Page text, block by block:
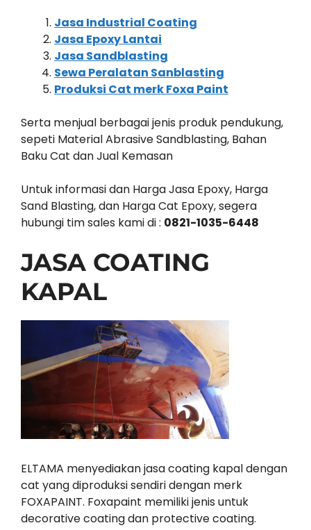
Jasa Industrial Coating
Jasa Epoxy Lantai
Jasa Sandblasting
Sewa Peralatan Sanblasting
Produksi Cat merk Foxa Paint
Serta menjual berbagai jenis produk pendukung,
sepeti Material Abrasive Sandblasting, Bahan
Baku Cat dan Jual Kemasan
Untuk informasi dan Harga Jasa Epoxy, Harga
Sand Blasting, dan Harga Cat Epoxy, segera
hubungi tim sales kami di : 0821-1035-6448
JASA COATING
KAPAL
ELTAMA menyediakan jasa coating kapal dengan
cat yang diproduksi sendiri dengan merk
FOXAPAINT. Foxapaint memiliki jenis untuk
decorative coating dan protective coating.